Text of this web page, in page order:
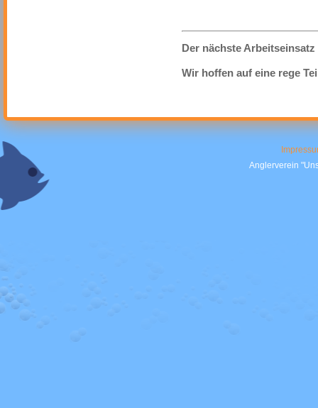
Der nächste
Wir hoffen auf eine rege
Anglerverein